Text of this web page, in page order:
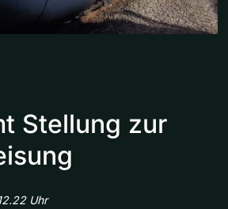
Stellung zur
Uhr